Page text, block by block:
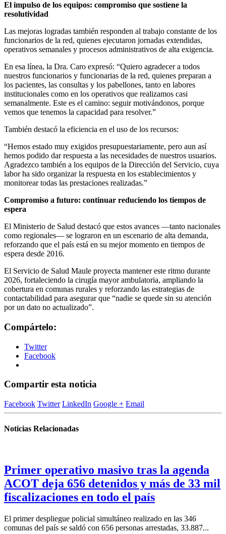
El impulso de los equipos: compromiso que sostiene la
resolutividad
Las mejoras logradas también responden al trabajo constante de los
funcionarios de la red, quienes ejecutaron jornadas extendidas,
operativos semanales y procesos administrativos de alta exigencia.
En esa línea, la Dra. Caro expresó: “Quiero agradecer a todos
nuestros funcionarios y funcionarias de la red, quienes preparan a
los pacientes, las consultas y los pabellones, tanto en labores
institucionales como en los operativos que realizamos casi
semanalmente. Este es el camino: seguir motivándonos, porque
vemos que tenemos la capacidad para resolver.”
También destacó la eficiencia en el uso de los recursos:
“Hemos estado muy exigidos presupuestariamente, pero aun así
hemos podido dar respuesta a las necesidades de nuestros usuarios.
Agradezco también a los equipos de la Dirección del Servicio, cuya
labor ha sido organizar la respuesta en los establecimientos y
monitorear todas las prestaciones realizadas.”
Compromiso a futuro: continuar reduciendo los tiempos de
espera
El Ministerio de Salud destacó que estos avances —tanto nacionales
como regionales— se lograron en un escenario de alta demanda,
reforzando que el país está en su mejor momento en tiempos de
espera desde 2016.
El Servicio de Salud Maule proyecta mantener este ritmo durante
2026, fortaleciendo la cirugía mayor ambulatoria, ampliando la
cobertura en comunas rurales y reforzando las estrategias de
contactabilidad para asegurar que “nadie se quede sin su atención
por un dato no actualizado”.
Compártelo:
Twitter
Facebook
Compartir esta noticia
Facebook Twitter LinkedIn Google + Email
Noticias Relacionadas
Primer operativo masivo tras la agenda
ACOT deja 656 detenidos y más de 33 mil
fiscalizaciones en todo el país
El primer despliegue policial simultáneo realizado en las 346
comunas del país se saldó con 656 personas arrestadas, 33.887...